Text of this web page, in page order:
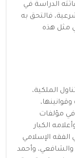
الدراسة في
فالتحق به
مثل هذه
الملكية،
في مؤلفات
الكبار
الإسلامي
وأحمد